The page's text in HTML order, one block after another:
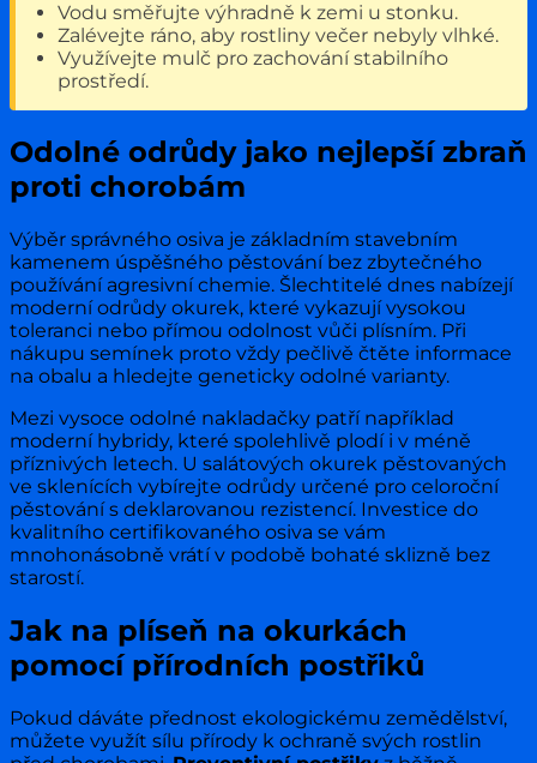
Vodu směřujte výhradně k zemi u stonku.
Zalévejte ráno, aby rostliny večer nebyly vlhké.
Využívejte mulč pro zachování stabilního
prostředí.
Odolné odrůdy jako nejlepší zbraň
proti chorobám
Výběr správného osiva je základním stavebním
kamenem úspěšného pěstování bez zbytečného
používání agresivní chemie. Šlechtitelé dnes nabízejí
moderní odrůdy okurek, které vykazují vysokou
toleranci nebo přímou odolnost vůči plísním. Při
nákupu semínek proto vždy pečlivě čtěte informace
na obalu a hledejte geneticky odolné varianty.
Mezi vysoce odolné nakladačky patří například
moderní hybridy, které spolehlivě plodí i v méně
příznivých letech. U salátových okurek pěstovaných
ve sklenících vybírejte odrůdy určené pro celoroční
pěstování s deklarovanou rezistencí. Investice do
kvalitního certifikovaného osiva se vám
mnohonásobně vrátí v podobě bohaté sklizně bez
starostí.
Jak na plíseň na okurkách
pomocí přírodních postřiků
Pokud dáváte přednost ekologickému zemědělství,
můžete využít sílu přírody k ochraně svých rostlin